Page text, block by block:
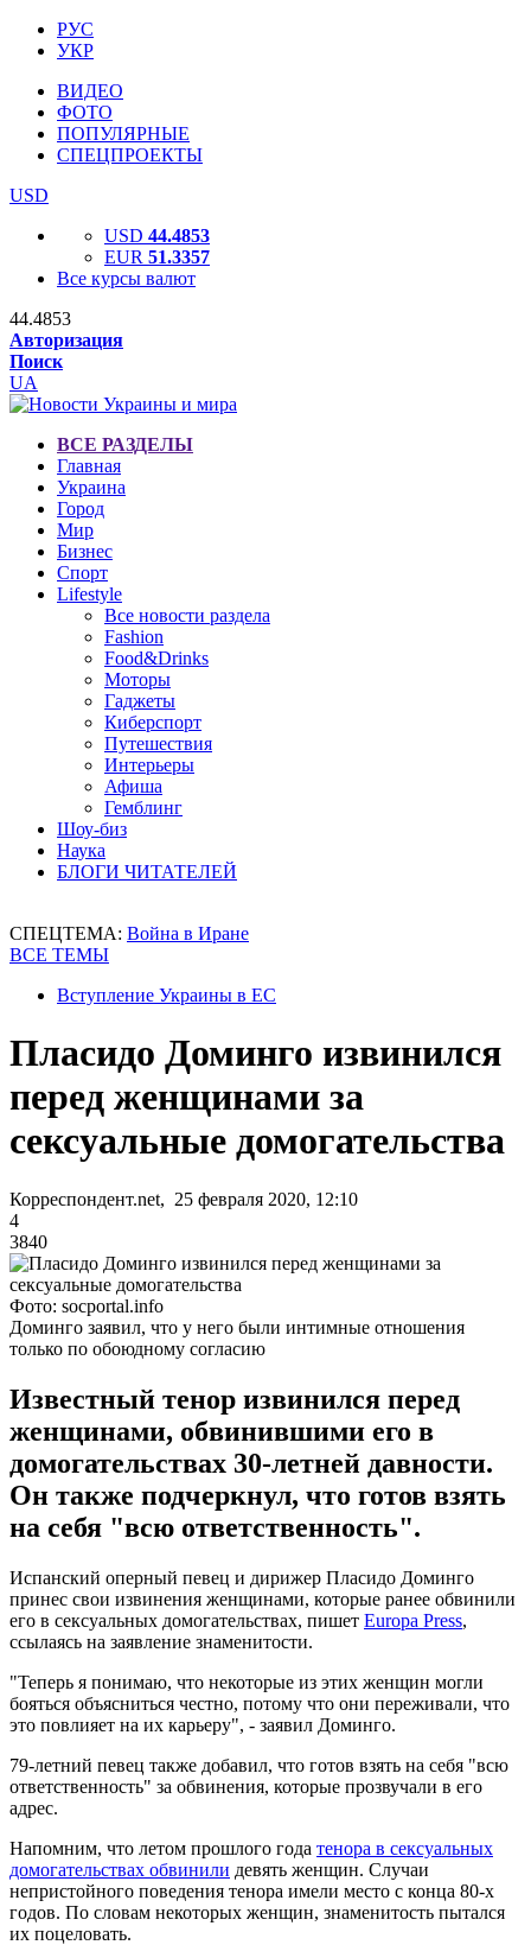
РУС
УКР
ВИДЕО
ФОТО
ПОПУЛЯРНЫЕ
СПЕЦПРОЕКТЫ
USD
USD 44.4853
EUR 51.3357
Все курсы валют
44.4853
Авторизация
Поиск
UA
ВСЕ РАЗДЕЛЫ
Главная
Украина
Город
Мир
Бизнес
Спорт
Lifestyle
Все новости раздела
Fashion
Food&Drinks
Моторы
Гаджеты
Киберспорт
Путешествия
Интерьеры
Афиша
Гемблинг
Шоу-биз
Наука
БЛОГИ ЧИТАТЕЛЕЙ
СПЕЦТЕМА: Война в Иране
ВСЕ ТЕМЫ
Вступление Украины в ЕС
Пласидо Доминго извинился
перед женщинами за
сексуальные домогательства
Корреспондент.net, 25 февраля 2020, 12:10
4
3840
Фото: socportal.info
Доминго заявил, что у него были интимные отношения
только по обоюдному согласию
Известный тенор извинился перед
женщинами, обвинившими его в
домогательствах 30-летней давности.
Он также подчеркнул, что готов взять
на себя "всю ответственность".
Испанский оперный певец и дирижер Пласидо Доминго
принес свои извинения женщинами, которые ранее обвинили
его в сексуальных домогательствах, пишет Europa Press,
ссылаясь на заявление знаменитости.
"Теперь я понимаю, что некоторые из этих женщин могли
бояться объясниться честно, потому что они переживали, что
это повлияет на их карьеру", - заявил Доминго.
79-летний певец также добавил, что готов взять на себя "всю
ответственность" за обвинения, которые прозвучали в его
адрес.
Напомним, что летом прошлого года тенора в сексуальных
домогательствах обвинили девять женщин. Случаи
непристойного поведения тенора имели место с конца 80-х
годов. По словам некоторых женщин, знаменитость пытался
их поцеловать.